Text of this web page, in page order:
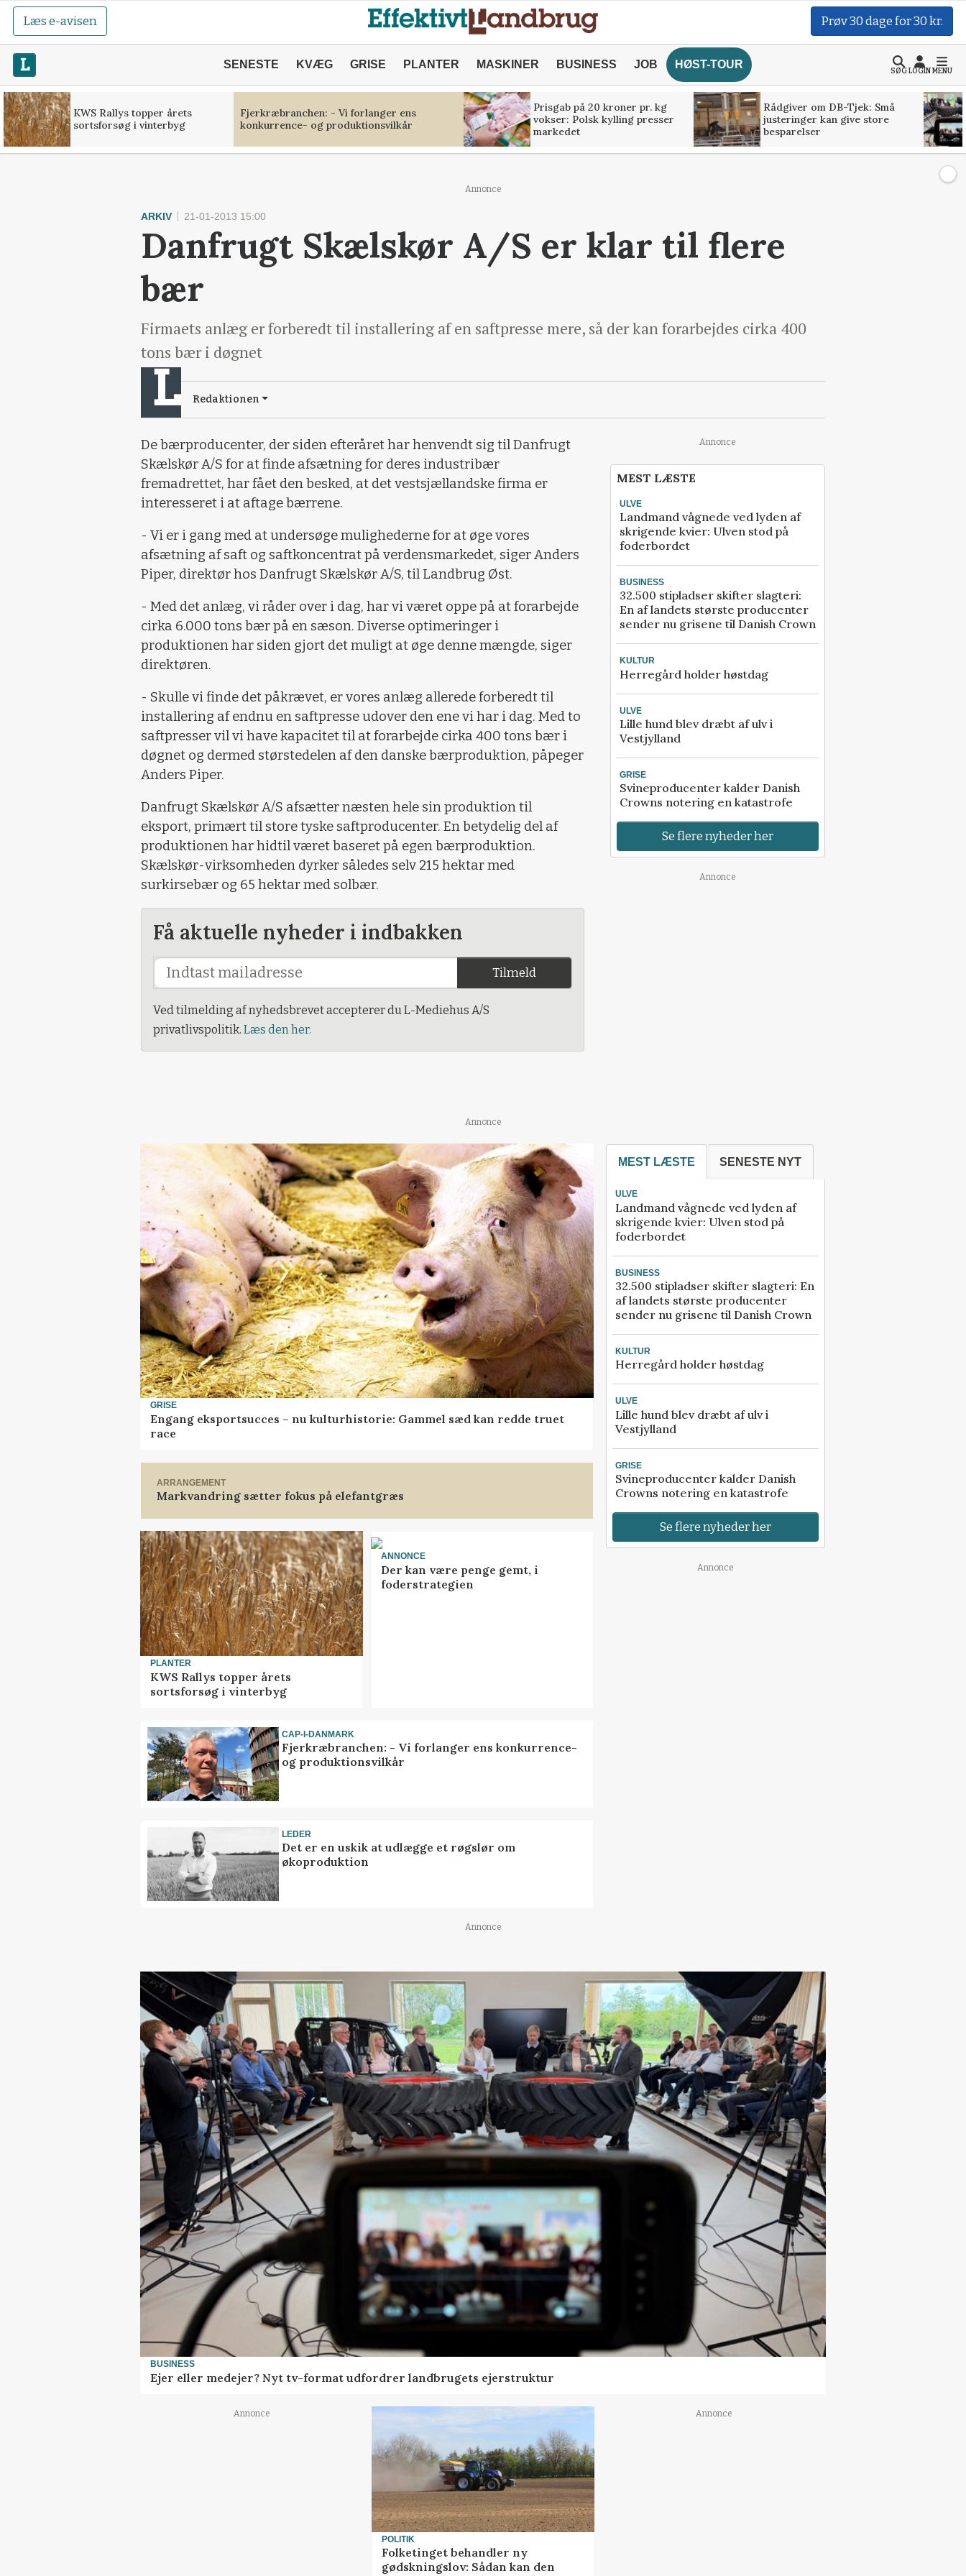
Læs e-avisen Prøv 30 dage for 30 kr.
SENESTE KVÆG GRISE PLANTER MASKINER BUSINESS JOB HØST-TOUR
SØGLOGINMENU
KWS Rallys topper årets
sortsforsøg i vinterbyg
Fjerkræbranchen: - Vi forlanger ens
konkurrence- og produktionsvilkår
Prisgab på 20 kroner pr. kg
vokser: Polsk kylling presser
markedet
Rådgiver om DB-Tjek: Små
justeringer kan give store
besparelser
Annonce
ARKIV 21-01-2013 15:00
Danfrugt Skælskør A/S er klar til flere
bær
Firmaets anlæg er forberedt til installering af en saftpresse mere, så der kan forarbejdes cirka 400
tons bær i døgnet
Redaktionen
De bærproducenter, der siden efteråret har henvendt sig til Danfrugt
Skælskør A/S for at finde afsætning for deres industribær
fremadrettet, har fået den besked, at det vestsjællandske firma er
interesseret i at aftage bærrene.
- Vi er i gang med at undersøge mulighederne for at øge vores
afsætning af saft og saftkoncentrat på verdensmarkedet, siger Anders
Piper, direktør hos Danfrugt Skælskør A/S, til Landbrug Øst.
- Med det anlæg, vi råder over i dag, har vi været oppe på at forarbejde
cirka 6.000 tons bær på en sæson. Diverse optimeringer i
produktionen har siden gjort det muligt at øge denne mængde, siger
direktøren.
- Skulle vi finde det påkrævet, er vores anlæg allerede forberedt til
installering af endnu en saftpresse udover den ene vi har i dag. Med to
saftpresser vil vi have kapacitet til at forarbejde cirka 400 tons bær i
døgnet og dermed størstedelen af den danske bærproduktion, påpeger
Anders Piper.
Danfrugt Skælskør A/S afsætter næsten hele sin produktion til
eksport, primært til store tyske saftproducenter. En betydelig del af
produktionen har hidtil været baseret på egen bærproduktion.
Skælskør-virksomheden dyrker således selv 215 hektar med
surkirsebær og 65 hektar med solbær.
Få aktuelle nyheder i indbakken
Tilmeld
Ved tilmelding af nyhedsbrevet accepterer du L-Mediehus A/S
privatlivspolitik. Læs den her.
Annonce
MEST LÆSTE
ULVE
Landmand vågnede ved lyden af
skrigende kvier: Ulven stod på
foderbordet
BUSINESS
32.500 stipladser skifter slagteri:
En af landets største producenter
sender nu grisene til Danish Crown
KULTUR
Herregård holder høstdag
ULVE
Lille hund blev dræbt af ulv i
Vestjylland
GRISE
Svineproducenter kalder Danish
Crowns notering en katastrofe
Se flere nyheder her
Annonce
Annonce
GRISE
Engang eksportsucces – nu kulturhistorie: Gammel sæd kan redde truet
race
ARRANGEMENT
Markvandring sætter fokus på elefantgræs
PLANTER
KWS Rallys topper årets
sortsforsøg i vinterbyg
ANNONCE
Der kan være penge gemt, i
foderstrategien
CAP-I-DANMARK
Fjerkræbranchen: - Vi forlanger ens konkurrence-
og produktionsvilkår
LEDER
Det er en uskik at udlægge et røgslør om
økoproduktion
MEST LÆSTE SENESTE NYT
ULVE
Landmand vågnede ved lyden af
skrigende kvier: Ulven stod på
foderbordet
BUSINESS
32.500 stipladser skifter slagteri: En
af landets største producenter
sender nu grisene til Danish Crown
KULTUR
Herregård holder høstdag
ULVE
Lille hund blev dræbt af ulv i
Vestjylland
GRISE
Svineproducenter kalder Danish
Crowns notering en katastrofe
Se flere nyheder her
Annonce
Annonce
BUSINESS
Ejer eller medejer? Nyt tv-format udfordrer landbrugets ejerstruktur
Annonce
POLITIK
Folketinget behandler ny
gødskningslov: Sådan kan den
Annonce